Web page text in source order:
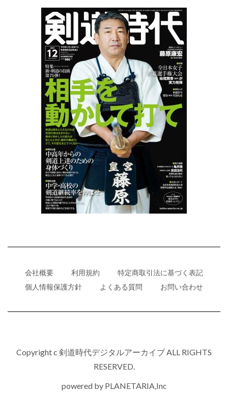
会社概要 利用規約
特定商取引法に基づく表記
個人情報保護方針
よくある質問 お問い合わせ
Copyright c 剣道時代デジタルアーカイブ ALL RIGHTS
RESERVED.
powered by PLANETARIA,Inc